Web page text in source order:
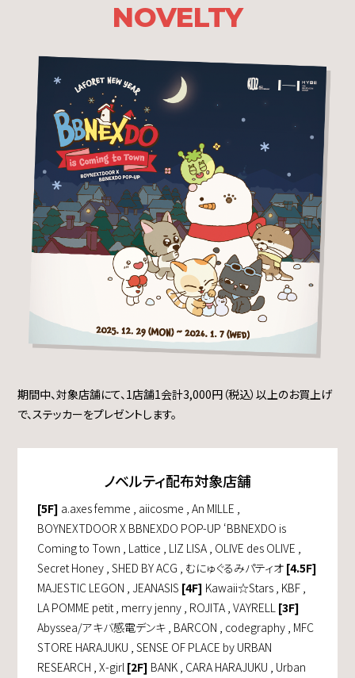
NOVELTY
期間中、対象店舗にて、1店舗1会計3,000円（税込）以上のお買上げ
で、ステッカーをプレゼントします。
ノベルティ配布対象店舗
[5F] a.axes femme , aiicosme , An MILLE ,
BOYNEXTDOOR X BBNEXDO POP-UP ‘BBNEXDO is
Coming to Town , Lattice , LIZ LISA , OLIVE des OLIVE ,
Secret Honey , SHED BY ACG , むにゅぐるみパティオ [4.5F]
MAJESTIC LEGON , JEANASIS [4F] Kawaii☆Stars , KBF ,
LA POMME petit , merry jenny , ROJITA , VAYRELL [3F]
Abyssea/アキバ感電デンキ , BARCON , codegraphy , MFC
STORE HARAJUKU , SENSE OF PLACE by URBAN
RESEARCH , X-girl [2F] BANK , CARA HARAJUKU , Urban